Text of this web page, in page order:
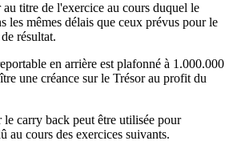
titre de l'exercice au cours duquel le
les mêmes délais que ceux prévus pour le
résultat.
en arrière est plafonné à 1.000.000
une créance sur le Trésor au profit du
le carry back peut être utilisée pour
au cours des exercices suivants.